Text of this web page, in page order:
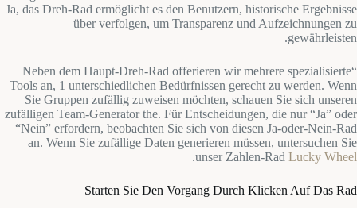
Ja, das Dreh-Rad ermöglicht es den Benutzern, historische Ergebnisse
über verfolgen, um Transparenz und Aufzeichnungen zu
gewährleisten.
“Neben dem Haupt-Dreh-Rad offerieren wir mehrere spezialisierte
Tools an, 1 unterschiedlichen Bedürfnissen gerecht zu werden. Wenn
Sie Gruppen zufällig zuweisen möchten, schauen Sie sich unseren
zufälligen Team-Generator the. Für Entscheidungen, die nur “Ja” oder
“Nein” erfordern, beobachten Sie sich von diesen Ja-oder-Nein-Rad
an. Wenn Sie zufällige Daten generieren müssen, untersuchen Sie
unser Zahlen-Rad Lucky Wheel
.
Starten Sie Den Vorgang Durch Klicken Auf Das Rad